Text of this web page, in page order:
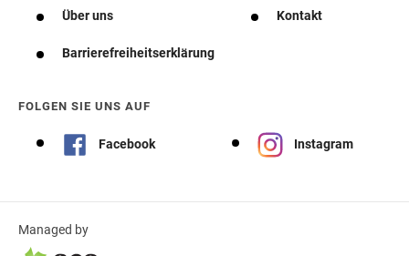
Über uns Kontakt
Barrierefreiheitserklärung
FOLGEN SIE UNS AUF
Facebook Instagram
Managed by